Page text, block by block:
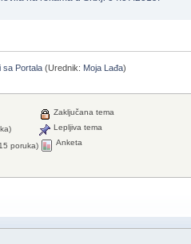
sa Portala(Urednik: Moja Lađa)
poruka)
Zaključana tema
Lepljiva tema
Anketa